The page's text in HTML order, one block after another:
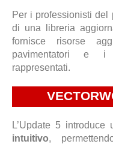
Per i professionisti del
di una libreria
fornisce risorse
pavimentatori e i
rappresentati.
L’Update 5 introduce
intuitivo,